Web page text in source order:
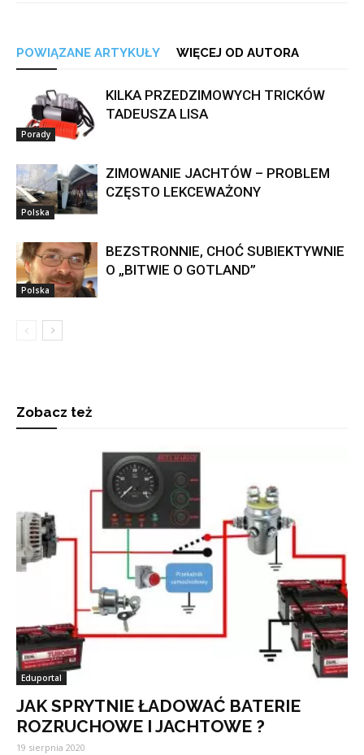
POWIĄZANE ARTYKUŁY WIĘCEJ OD AUTORA
Porady
KILKA PRZEDZIMOWYCH TRICKÓW
TADEUSZA LISA
Polska
ZIMOWANIE JACHTÓW – PROBLEM
CZĘSTO LEKCEWAŻONY
Polska
BEZSTRONNIE, CHOĆ SUBIEKTYWNIE
O „BITWIE O GOTLAND”
Zobacz też
Eduportal
JAK SPRYTNIE ŁADOWAĆ BATERIE
ROZRUCHOWE I JACHTOWE ?
19 sierpnia 2020